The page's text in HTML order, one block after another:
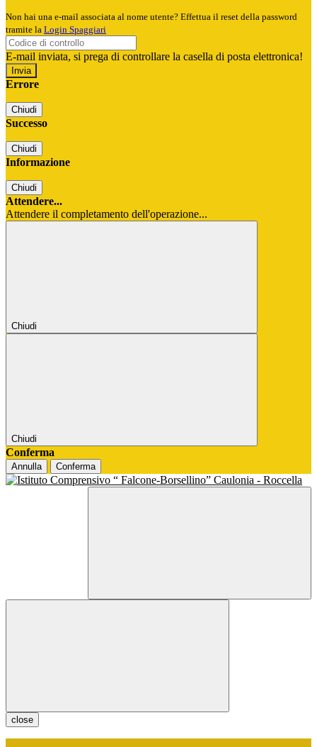
Non hai una e-mail associata al nome utente? Effettua il reset della password
tramite la Login Spaggiari
E-mail inviata, si prega di controllare la casella di posta elettronica!
Errore
Chiudi
Successo
Chiudi
Informazione
Chiudi
Attendere...
Attendere il completamento dell'operazione...
Chiudi
Chiudi
Conferma
Annulla Conferma
close